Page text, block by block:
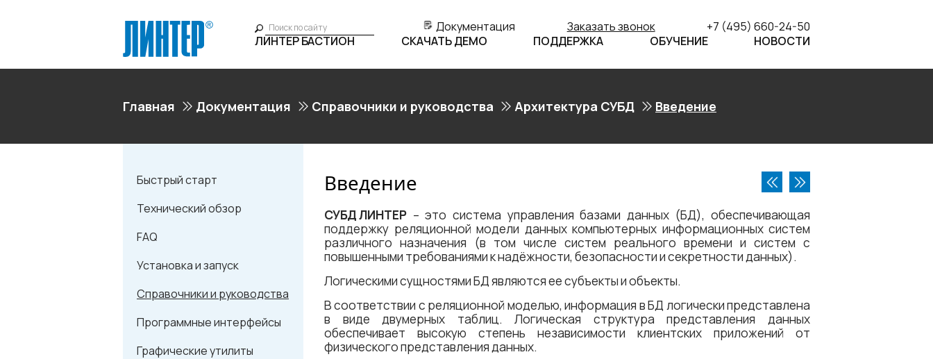
Документация Заказать звонок
+7 (495) 660-24-50
ЛИНТЕР БАСТИОН
СКАЧАТЬ ДЕМО ПОДДЕРЖКА ОБУЧЕНИЕ НОВОСТИ
Главная Документация Справочники и руководства Архитектура СУБД Введение
Быстрый старт
Технический обзор
FAQ
Установка и запуск
Справочники и руководства
Программные интерфейсы
Графические утилиты
Введение
СУБД ЛИНТЕР – это система управления базами данных (БД), обеспечивающая
поддержку реляционной модели данных компьютерных информационных систем
различного назначения (в том числе систем реального времени и систем с
повышенными требованиями к надёжности, безопасности и секретности данных).
Логическими сущностями БД являются ее субъекты и объекты.
В соответствии с реляционной моделью, информация в БД логически представлена
в виде двумерных таблиц. Логическая структура представления данных
обеспечивает высокую степень независимости клиентских приложений от
физического представления данных.